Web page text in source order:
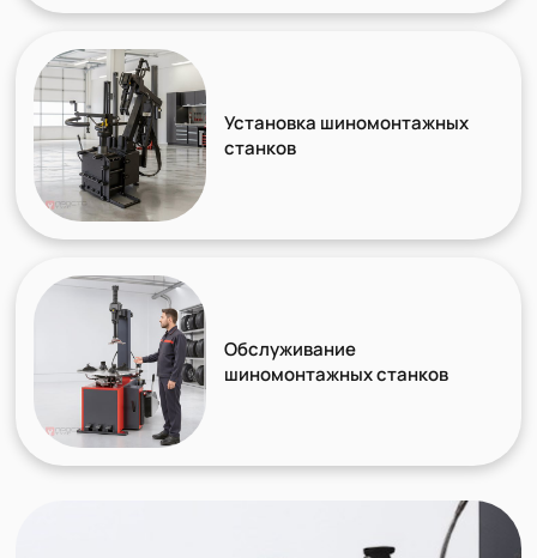
Установка шиномонтажных
станков
Обслуживание
шиномонтажных станков